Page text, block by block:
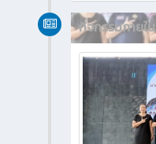
กิจกรรมภายใน